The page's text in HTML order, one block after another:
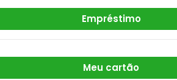
Empréstimo
Meu cartão